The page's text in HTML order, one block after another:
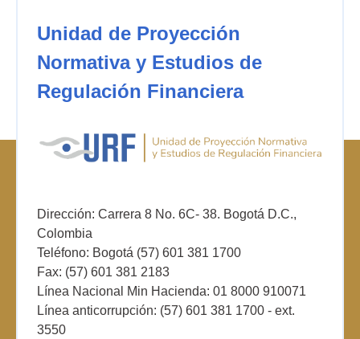
Unidad de Proyección
Normativa y Estudios de
Regulación Financiera
Dirección: Carrera 8 No. 6C- 38. Bogotá D.C.,
Colombia
Teléfono: Bogotá (57) 601 381 1700
Fax: (57) 601 381 2183
Línea Nacional Min Hacienda: 01 8000 910071
Línea anticorrupción: (57) 601 381 1700 - ext.
3550